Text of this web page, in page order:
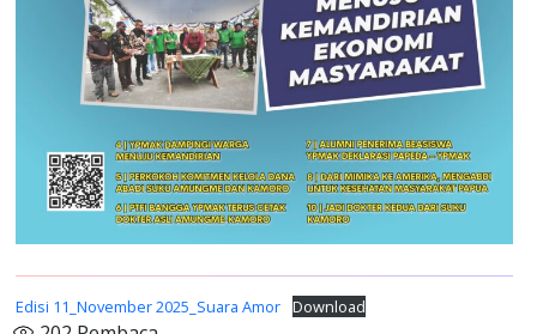
Edisi 11_November 2025_Suara Amor Download